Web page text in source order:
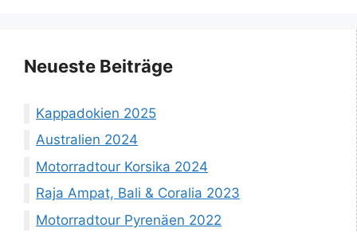
Neueste Beiträge
Kappadokien 2025
Australien 2024
Motorradtour Korsika 2024
Raja Ampat, Bali & Coralia 2023
Motorradtour Pyrenäen 2022